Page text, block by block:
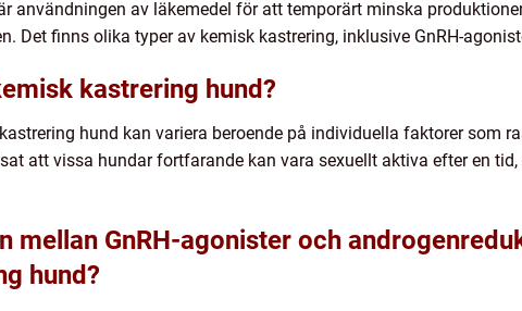
användningen av läkemedel för att temporärt minska
Det finns olika typer av kemisk kastrering, inklusive GnRH-
kastrering hund?
hund kan variera beroende på individuella faktorer som
att vissa hundar fortfarande kan vara sexuellt aktiva efter en
mellan GnRH-agonister och
hund?